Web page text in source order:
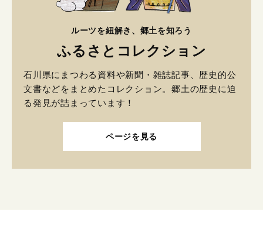
ルーツを紐解き、郷土を知ろう
ふるさとコレクション
石川県にまつわる資料や新聞・雑誌記事、歴史的公
文書などをまとめたコレクション。郷土の歴史に迫
る発見が詰まっています！
ページを見る